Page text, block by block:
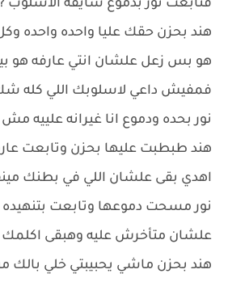
فتابعت نور بدموع شايفه الاسلوب
هند بحزن حقك عليا واحده واحده
هو بس زعل علشان انتي عارفه هو
فمفيش داعي لاسلوبك اللي كله
نور بحده ودموع انا غيرانه علييه
هند طبطبت عليها بحزن وتابعت
اهدي بقى علشان اللي في بطنك
نور مسحت دموعها وتابعت
علشان متأخرش عليه وهبقى اكلمك
هند بحزن ماشي يحبيبتي خلي